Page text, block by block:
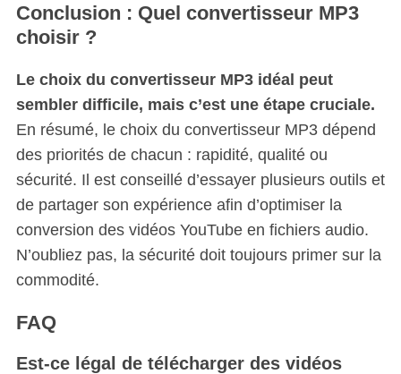
Conclusion : Quel convertisseur MP3
choisir ?
Le choix du convertisseur MP3 idéal peut
sembler difficile, mais c’est une étape cruciale.
En résumé, le choix du convertisseur MP3 dépend
des priorités de chacun : rapidité, qualité ou
sécurité. Il est conseillé d’essayer plusieurs outils et
de partager son expérience afin d’optimiser la
conversion des vidéos YouTube en fichiers audio.
N’oubliez pas, la sécurité doit toujours primer sur la
commodité.
FAQ
Est-ce légal de télécharger des vidéos